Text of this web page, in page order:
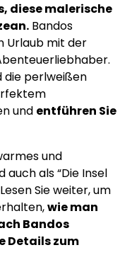
diese malerische
Bandos
Urlaub mit der
die perlweißen
und entführen Sie
und
als “Die Insel
Sie weiter, um
wie man
Bandos
Details zum